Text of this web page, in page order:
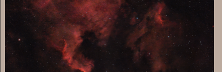
Du coup je ne fais plus que des poses unitaires de 120s !!
Dernier cliché
La nébuleuse du coeur: